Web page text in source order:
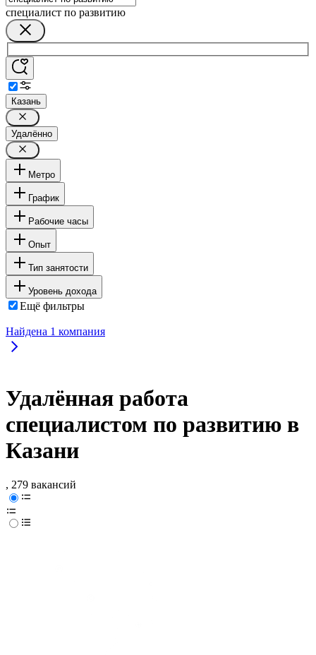
специалист по развитию
Казань
Удалённо
Метро
График
Рабочие часы
Опыт
Тип занятости
Уровень дохода
Ещё фильтры
Найдена 1 компания
Удалённая работа
специалистом по развитию в
Казани
, 279 вакансий